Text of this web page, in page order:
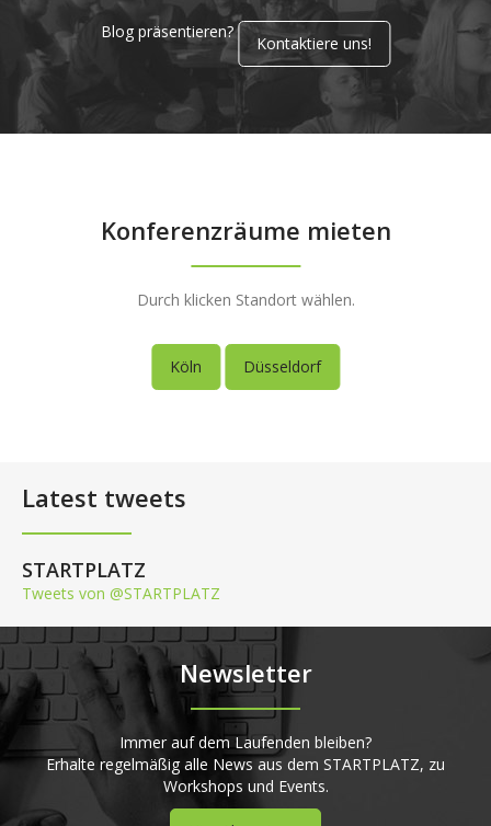
Blog präsentieren?
Kontaktiere uns!
Konferenzräume mieten
Durch klicken Standort wählen.
Köln Düsseldorf
Latest tweets
STARTPLATZ
Tweets von @STARTPLATZ
Newsletter
Immer auf dem Laufenden bleiben?
Erhalte regelmäßig alle News aus dem STARTPLATZ, zu
Workshops und Events.